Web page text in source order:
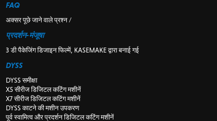
FAQ
अक्सर पूछे जाने वाले प्रश्न /
प्रदर्शन-मंजूषा
3 डी पैकेजिंग डिजाइन फिल्में, KASEMAKE द्वारा बनाई गई
DYSS
DYSS समीक्षा
X5 सीरीज डिजिटल कटिंग मशीनें
X7 सीरीज डिजिटल कटिंग मशीनें
DYSS काटने की मशीन उपकरण
पूर्व स्वामित्व और प्रदर्शन डिजिटल कटिंग मशीनें